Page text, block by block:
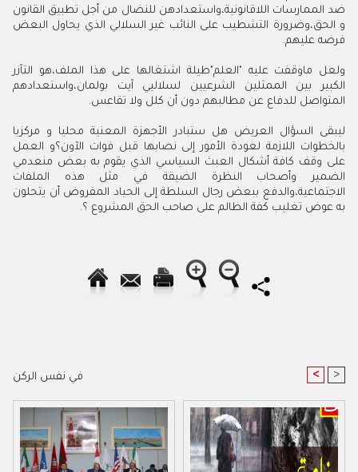
ضد الممارسات اللاقانونية،واستعدادهن للنضال من أجل تطبيق القانون
و الحق،وضرورة التشطيب على النائب غير السلالي الذي يحاول البعض
فرضه عليهم.
ولعل ماوقفت عليه "العلم"طيلة اشتغالها على هذا الملف،هو التآزر
الكبير بين الممثلين الشرعيين لسلاليي آيت بولمان،واستعدادهم
المتواصل للدفاع عن مطالبهم دون أن كلل ولا تقاعس.
ليبقى السؤال العريض هل ستبادر الأجهزة المعنية محليا و مركزيا
بالخطوات اللازمة لعودة الأمور إلى نصابها قبل فوات الآون؟و العمل
على وقف كافة أشكال العبث السياسي الذي يقوم به بعض منعدمي
الضمير وأصحاب النظرة الضيقة في مثل هذه الملفات
الاجتماعية،والدفع ببعض رجال السلطة إلى الحياد المفروض أن يتحلون
به عوض تغليب كفة الظالم على صاحب الحق المشروع ؟.
في نفس الركن < >